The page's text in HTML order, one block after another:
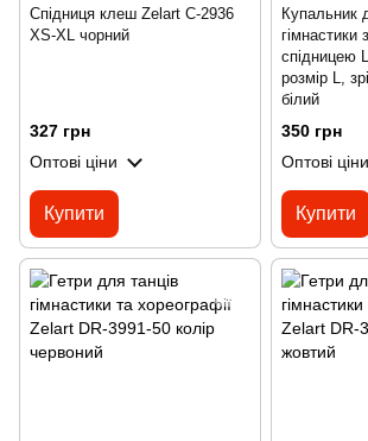
Спідниця клеш Zelart C-2936
XS-XL чорний
327 грн
Оптові ціни
Купити
Купальник
гімнастики
спідницею
розмір L,
білий
350 грн
Оптові ціни
Купити